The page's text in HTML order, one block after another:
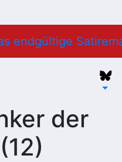
der